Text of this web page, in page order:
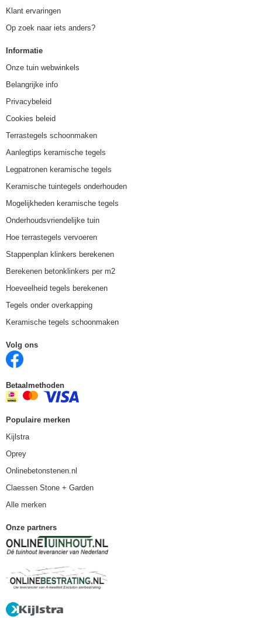
Klant ervaringen
Op zoek naar iets anders?
Informatie
Onze tuin webwinkels
Belangrijke info
Privacybeleid
Cookies beleid
Terrastegels schoonmaken
Aanlegtips keramische tegels
Legpatronen keramische tegels
Keramische tuintegels onderhouden
Mogelijkheden keramische tegels
Onderhoudsvriendelijke tuin
Hoe terrastegels vervoeren
Stappenplan klinkers berekenen
Berekenen betonklinkers per m2
Hoeveelheid tegels berekenen
Tegels onder overkapping
Keramische tegels schoonmaken
Volg ons
Betaalmethoden
Populaire merken
Kijlstra
Oprey
Onlinebetonstenen.nl
Claessen Stone + Garden
Alle merken
Onze partners